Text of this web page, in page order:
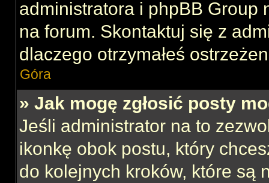
administratora i phpBB Group
na forum. Skontaktuj się z
dlaczego otrzymałeś
Góra
» Jak mogę zgłosić posty
Jeśli administrator na to
ikonkę obok postu, który
do kolejnych kroków, które są